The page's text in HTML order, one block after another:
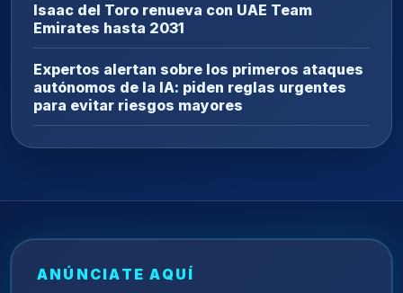
Isaac del Toro renueva con UAE Team
Emirates hasta 2031
Expertos alertan sobre los primeros ataques
autónomos de la IA: piden reglas urgentes
para evitar riesgos mayores
ANÚNCIATE AQUÍ